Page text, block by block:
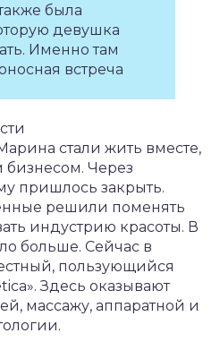
была
девушка
Именно там
встреча
стали жить вместе,
Через
пришлось закрыть.
решили поменять
индустрию красоты. В
больше. Сейчас в
пользующийся
Здесь оказывают
массажу, аппаратной и